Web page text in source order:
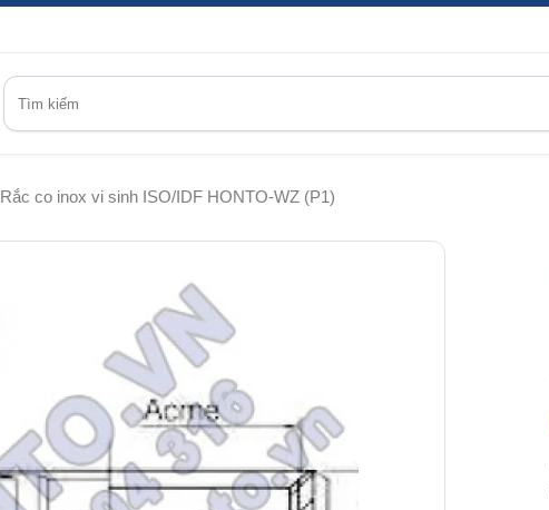
Rắc co inox vi sinh ISO/IDF HONTO-WZ (P1)